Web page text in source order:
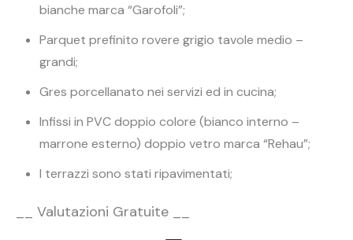
bianche marca “Garofoli”;
Parquet prefinito rovere grigio tavole medio –
grandi;
Gres porcellanato nei servizi ed in cucina;
Infissi in PVC doppio colore (bianco interno –
marrone esterno) doppio vetro marca “Rehau”;
I terrazzi sono stati ripavimentati;
__ Valutazioni Gratuite __